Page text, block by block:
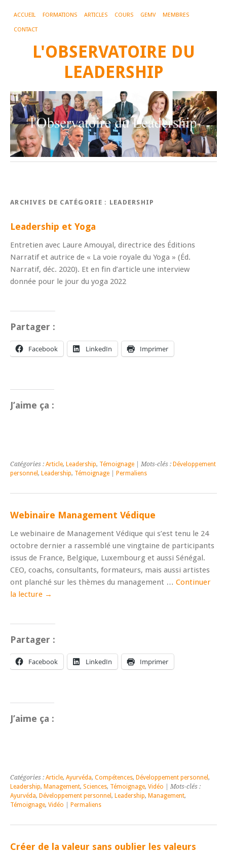
ACCUEIL FORMATIONS ARTICLES COURS GEMV MEMBRES
CONTACT
L'OBSERVATOIRE DU
LEADERSHIP
ARCHIVES DE CATÉGORIE : LEADERSHIP
Leadership et Yoga
Entretien avec Laure Amouyal, directrice des Éditions
Narratif et autrice de « La voie royale du Yoga » (Éd.
Narratif, déc. 2020). Et en fin d’article une interview
donnée pour le jour du yoga 2022
Partager :
Facebook LinkedIn Imprimer
J’aime ça :
Catégories : Article, Leadership, Témoignage | Mots-clés : Développement
personnel , Leadership, Témoignage Permaliens
Webinaire Management Védique
Le webinaire de Management Védique qui s’est tenu le 24
octobre dernier a rassemblé une vingtaine de participants
issus de France, Belgique, Luxembourg et aussi Sénégal.
CEO, coachs, consultants, formateurs, mais aussi artistes
ont planché sur les thèmes du management … Continuer
la lecture →
Partager :
Facebook LinkedIn Imprimer
J’aime ça :
Catégories : Article, Ayurvéda, Compétences, Développement personnel ,
Leadership, Management, Sciences, Témoignage, Vidéo | Mots-clés :
Ayurvéda, Développement personnel , Leadership, Management,
Témoignage, Vidéo Permaliens
Créer de la valeur sans oublier les valeurs